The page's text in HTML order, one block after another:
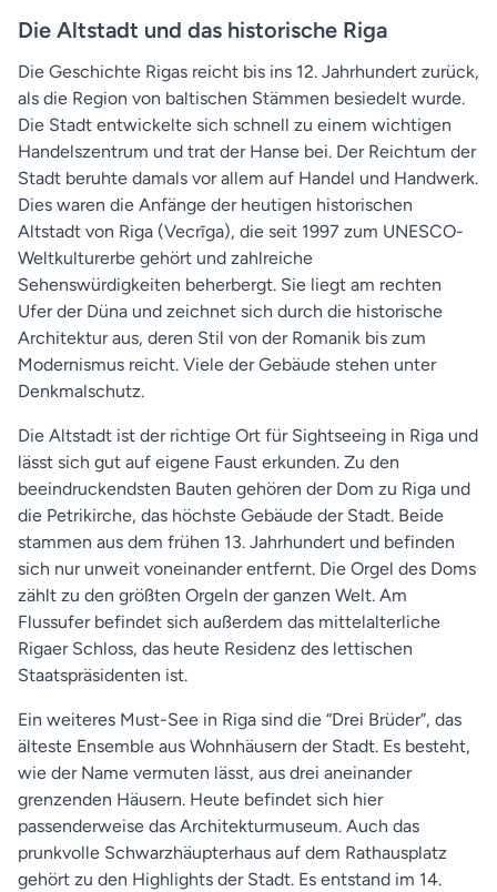
Die Altstadt und das historische Riga
Die Geschichte Rigas reicht bis ins 12. Jahrhundert zurück,
als die Region von baltischen Stämmen besiedelt wurde.
Die Stadt entwickelte sich schnell zu einem wichtigen
Handelszentrum und trat der Hanse bei. Der Reichtum der
Stadt beruhte damals vor allem auf Handel und Handwerk.
Dies waren die Anfänge der heutigen historischen
Altstadt von Riga (Vecrīga), die seit 1997 zum UNESCO-
Weltkulturerbe gehört und zahlreiche
Sehenswürdigkeiten beherbergt. Sie liegt am rechten
Ufer der Düna und zeichnet sich durch die historische
Architektur aus, deren Stil von der Romanik bis zum
Modernismus reicht. Viele der Gebäude stehen unter
Denkmalschutz.
Die Altstadt ist der richtige Ort für Sightseeing in Riga und
lässt sich gut auf eigene Faust erkunden. Zu den
beeindruckendsten Bauten gehören der Dom zu Riga und ​​
die Petrikirche, das höchste Gebäude der Stadt. Beide
stammen aus dem frühen 13. Jahrhundert und befinden
sich nur unweit voneinander entfernt. Die Orgel des Doms
zählt zu den größten Orgeln der ganzen Welt. Am
Flussufer befindet sich außerdem das mittelalterliche
Rigaer Schloss, das heute Residenz des lettischen
Staatspräsidenten ist.
Ein weiteres Must-See in Riga sind die “Drei Brüder”, das
älteste Ensemble aus Wohnhäusern der Stadt. Es besteht,
wie der Name vermuten lässt, aus drei aneinander
grenzenden Häusern. Heute befindet sich hier
passenderweise das Architekturmuseum. Auch das
prunkvolle Schwarzhäupterhaus auf dem Rathausplatz
gehört zu den Highlights der Stadt. Es entstand im 14.